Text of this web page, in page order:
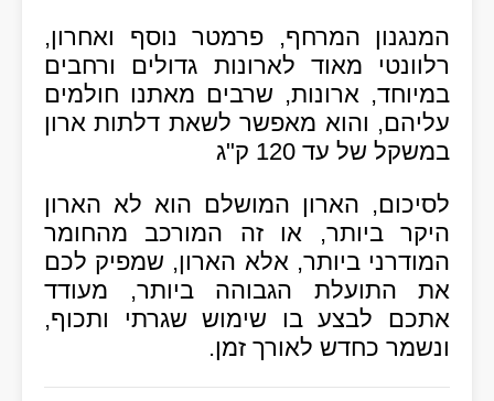
המנגנון המרחף, פרמטר נוסף ואחרון,
רלוונטי מאוד לארונות גדולים ורחבים
במיוחד, ארונות, שרבים מאתנו חולמים
עליהם, והוא מאפשר לשאת דלתות ארון
במשקל של עד 120 ק"ג
לסיכום, הארון המושלם הוא לא הארון
היקר ביותר, או זה המורכב מהחומר
המודרני ביותר, אלא הארון, שמפיק לכם
את התועלת הגבוהה ביותר, מעודד
אתכם לבצע בו שימוש שגרתי ותכוף,
ונשמר כחדש לאורך זמן.